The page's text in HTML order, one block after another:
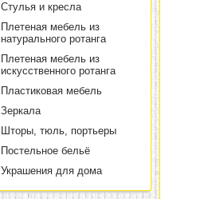
Стулья и кресла
Плетеная мебель из
натурального ротанга
Плетеная мебель из
искусственного ротанга
Пластиковая мебель
Зеркала
Шторы, тюль, портьеры
Постельное бельё
Украшения для дома